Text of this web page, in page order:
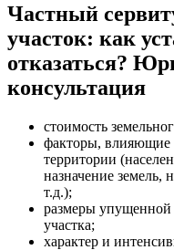
Частный
участок: как
отказаться?
консультация
стоимость
факторы, влияющие
территории
назначение земель,
т.д.);
размеры упущенной
участка;
характер и